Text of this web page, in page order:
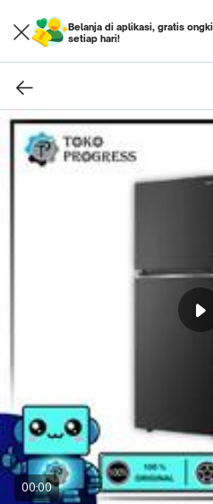
Belanja di aplikasi, gratis
setiap hari!
00:00